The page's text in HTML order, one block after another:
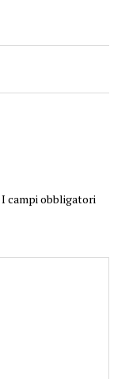
I campi obbligatori